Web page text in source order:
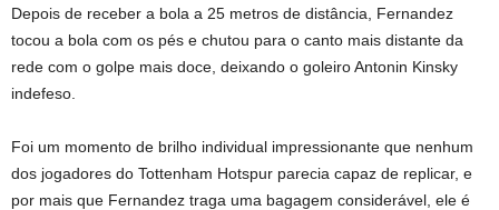
Depois de receber a bola a 25 metros de distância, Fernandez
tocou a bola com os pés e chutou para o canto mais distante da
rede com o golpe mais doce, deixando o goleiro Antonin Kinsky
indefeso.
Foi um momento de brilho individual impressionante que nenhum
dos jogadores do Tottenham Hotspur parecia capaz de replicar, e
por mais que Fernandez traga uma bagagem considerável, ele é